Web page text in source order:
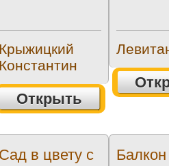
Крыжицкий
Константин
Открыть
Сад в цвету с
Балкон